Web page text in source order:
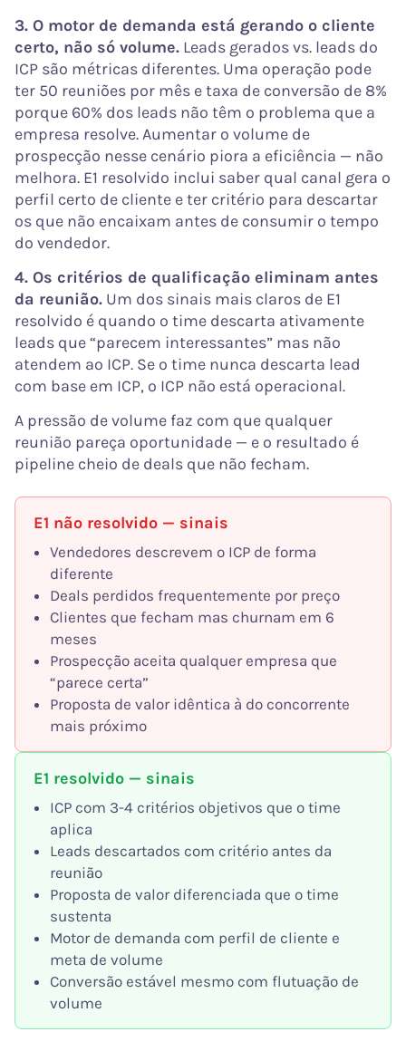
3. O motor de demanda está gerando o cliente
certo, não só volume. Leads gerados vs. leads do
ICP são métricas diferentes. Uma operação pode
ter 50 reuniões por mês e taxa de conversão de 8%
porque 60% dos leads não têm o problema que a
empresa resolve. Aumentar o volume de
prospecção nesse cenário piora a eficiência — não
melhora. E1 resolvido inclui saber qual canal gera o
perfil certo de cliente e ter critério para descartar
os que não encaixam antes de consumir o tempo
do vendedor.
4. Os critérios de qualificação eliminam antes
da reunião. Um dos sinais mais claros de E1
resolvido é quando o time descarta ativamente
leads que “parecem interessantes” mas não
atendem ao ICP. Se o time nunca descarta lead
com base em ICP, o ICP não está operacional.
A pressão de volume faz com que qualquer
reunião pareça oportunidade — e o resultado é
pipeline cheio de deals que não fecham.
E1 não resolvido — sinais
Vendedores descrevem o ICP de forma
diferente
Deals perdidos frequentemente por preço
Clientes que fecham mas churnam em 6
meses
Prospecção aceita qualquer empresa que
“parece certa”
Proposta de valor idêntica à do concorrente
mais próximo
E1 resolvido — sinais
ICP com 3-4 critérios objetivos que o time
aplica
Leads descartados com critério antes da
reunião
Proposta de valor diferenciada que o time
sustenta
Motor de demanda com perfil de cliente e
meta de volume
Conversão estável mesmo com flutuação de
volume